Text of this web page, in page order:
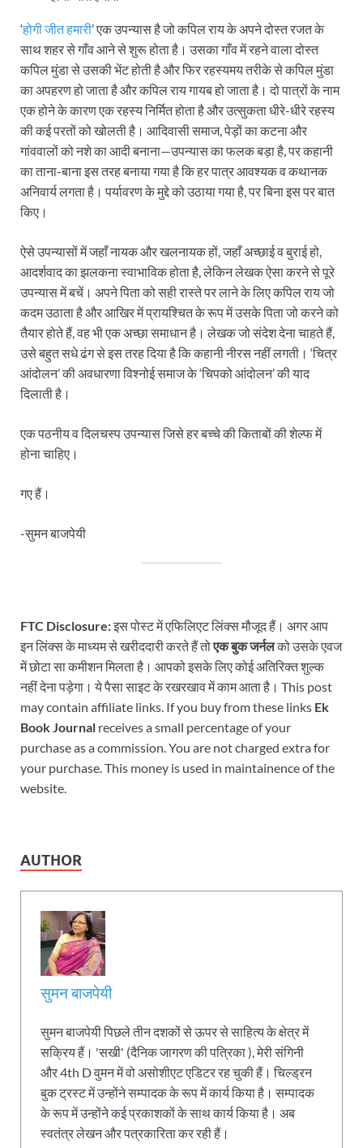
‘होगी जीत हमारी’ एक उपन्यास है जो कपिल राय के अपने दोस्त रजत के
साथ शहर से गाँव आने से शुरू होता है। उसका गाँव में रहने वाला दोस्त
कपिल मुंडा से उसकी भेंट होती है और फिर रहस्यमय तरीके से कपिल मुंडा
का अपहरण हो जाता है और कपिल राय गायब हो जाता है। दो पात्रों के नाम
एक होने के कारण एक रहस्य निर्मित होता है और उत्सुकता धीरे-धीरे रहस्य
की कई परतों को खोलती है। आदिवासी समाज, पेड़ों का कटना और
गांववालों को नशे का आदी बनाना—उपन्यास का फलक बड़ा है, पर कहानी
का ताना-बाना इस तरह बनाया गया है कि हर पात्र आवश्यक व कथानक
अनिवार्य लगता है। पर्यावरण के मुद्दे को उठाया गया है, पर बिना इस पर बात
किए।
ऐसे उपन्यासों में जहाँ नायक और खलनायक हों, जहाँ अच्छाई व बुराई हो,
आदर्शवाद का झलकना स्वाभाविक होता है, लेकिन लेखक ऐसा करने से पूरे
उपन्यास में बचें। अपने पिता को सही रास्ते पर लाने के लिए कपिल राय जो
कदम उठाता है और आखिर में प्रायश्चित के रूप में उसके पिता जो करने को
तैयार होते हैं, वह भी एक अच्छा समाधान है। लेखक जो संदेश देना चाहते हैं,
उसे बहुत सधे ढंग से इस तरह दिया है कि कहानी नीरस नहीं लगती। ‘चित्र
आंदोलन’ की अवधारणा विश्नोई समाज के ‘चिपको आंदोलन’ की याद
दिलाती है।
एक पठनीय व दिलचस्प उपन्यास जिसे हर बच्चे की किताबों की शेल्फ में
होना चाहिए।
गए हैं।
-सुमन बाजपेयी
FTC Disclosure:इस पोस्ट में एफिलिएट लिंक्स मौजूद हैं। अगर आप
इन लिंक्स के माध्यम से खरीददारी करते हैं तोएक बुक जर्नलको उसके एवज
में छोटा सा कमीशन मिलता है। आपको इसके लिए कोई अतिरिक्त शुल्क
नहीं देना पड़ेगा। ये पैसा साइट के रखरखाव में काम आता है। This post
may contain affiliate links. If you buy from these links Ek
Book Journal receives a small percentage of your
purchase as a commission. You are not charged extra for
your purchase. This money is used in maintainence of the
website.
AUTHOR
सुमन बाजपेयी
सुमन बाजपेयी पिछले तीन दशकों से ऊपर से साहित्य के क्षेत्र में
सक्रिय हैं। 'सखी' (दैनिक जागरण की पत्रिका ), मेरी संगिनी
और 4th D वुमन में वो असोशीएट एडिटर रह चुकी हैं। चिल्ड्रन
बुक ट्रस्ट में उन्होंने सम्पादक के रूप में कार्य किया है। सम्पादक
के रूप में उन्होंने कई प्रकाशकों के साथ कार्य किया है। अब
स्वतंत्र लेखन और पत्रकारिता कर रही हैं।